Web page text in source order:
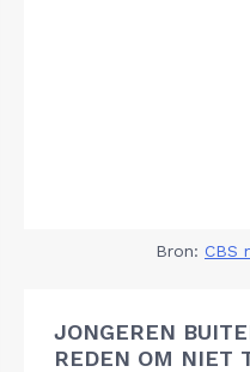
Bron: CBS
JONGEREN
REDEN OM NIET